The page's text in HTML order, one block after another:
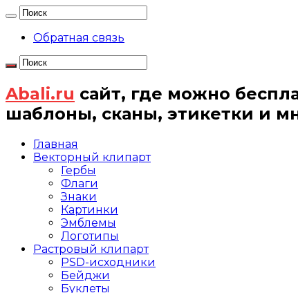
Обратная связь
Abali.ru сайт, где можно
шаблоны, сканы, этикетки и
Главная
Векторный клипарт
Гербы
Флаги
Знаки
Картинки
Эмблемы
Логотипы
Растровый клипарт
PSD-исходники
Бейджи
Буклеты